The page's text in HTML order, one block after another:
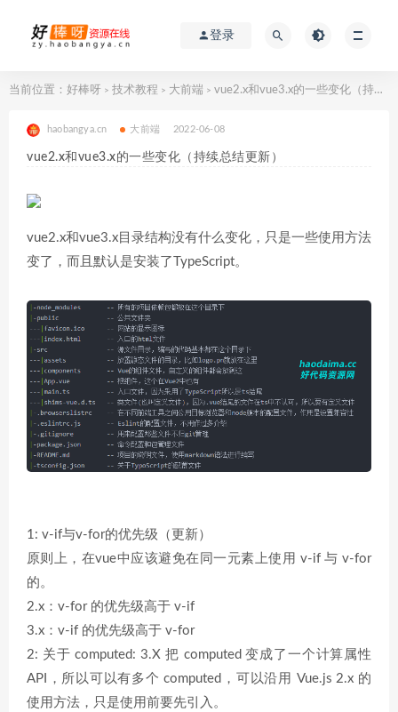
登录
当前位置： 好棒呀 > 技术教程 > 大前端 > vue2.x和vue3.x的一些变化（持续总结更新）
haobangya.cn 大前端 2022-06-08
vue2.x和vue3.x的一些变化（持续总结更新）
vue2.x和vue3.x目录结构没有什么变化，只是一些使用方法
变了，而且默认是安装了TypeScript。
1: v-if与v-for的优先级（更新）
原则上，在vue中应该避免在同一元素上使用 v-if 与 v-for
的。
2.x：v-for 的优先级高于 v-if
3.x：v-if 的优先级高于 v-for
2: 关于 computed: 3.X 把 computed 变成了一个计算属性
API，所以可以有多个 computed，可以沿用 Vue.js 2.x 的
使用方法，只是使用前要先引入。